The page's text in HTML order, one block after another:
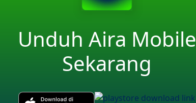
Unduh Aira Mobile
Sekarang